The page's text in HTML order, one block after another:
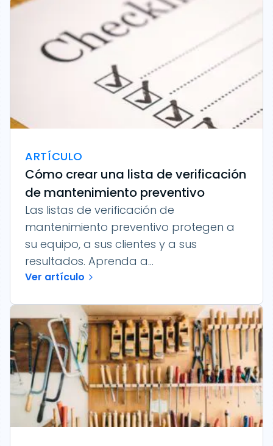
ARTÍCULO
Cómo crear una lista de verificación
de mantenimiento preventivo
Las listas de verificación de
mantenimiento preventivo protegen a
su equipo, a sus clientes y a sus
resultados. Aprenda a...
Ver artículo